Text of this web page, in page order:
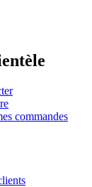
commandes